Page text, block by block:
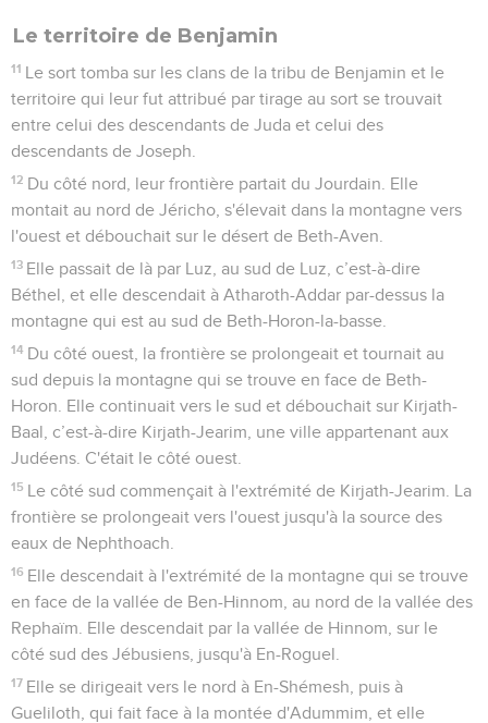
Le territoire de Benjamin
11 Le sort tomba sur les clans de la tribu de Benjamin et le
territoire qui leur fut attribué par tirage au sort se trouvait
entre celui des descendants de Juda et celui des
descendants de Joseph.
12 Du côté nord, leur frontière partait du Jourdain. Elle
montait au nord de Jéricho, s'élevait dans la montagne vers
l'ouest et débouchait sur le désert de Beth-Aven.
13 Elle passait de là par Luz, au sud de Luz, c’est-à-dire
Béthel, et elle descendait à Atharoth-Addar par-dessus la
montagne qui est au sud de Beth-Horon-la-basse.
14 Du côté ouest, la frontière se prolongeait et tournait au
sud depuis la montagne qui se trouve en face de Beth-
Horon. Elle continuait vers le sud et débouchait sur Kirjath-
Baal, c’est-à-dire Kirjath-Jearim, une ville appartenant aux
Judéens. C'était le côté ouest.
15 Le côté sud commençait à l'extrémité de Kirjath-Jearim. La
frontière se prolongeait vers l'ouest jusqu'à la source des
eaux de Nephthoach.
16 Elle descendait à l'extrémité de la montagne qui se trouve
en face de la vallée de Ben-Hinnom, au nord de la vallée des
Rephaïm. Elle descendait par la vallée de Hinnom, sur le
côté sud des Jébusiens, jusqu'à En-Roguel.
17 Elle se dirigeait vers le nord à En-Shémesh, puis à
Gueliloth, qui fait face à la montée d'Adummim, et elle